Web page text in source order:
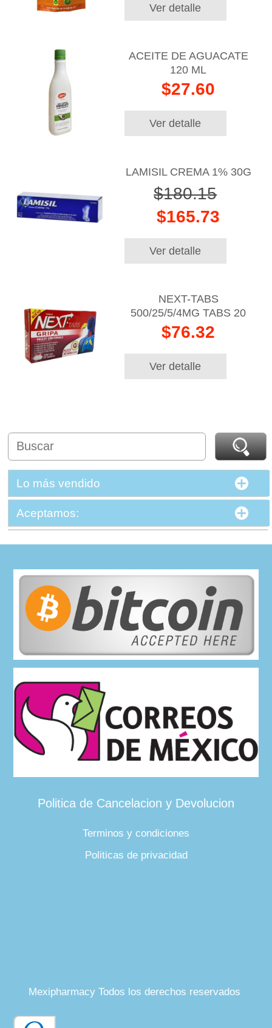
Ver detalle
ACEITE DE AGUACATE
120 ML
$27.60
Ver detalle
LAMISIL CREMA 1% 30G
$180.15
$165.73
Ver detalle
NEXT-TABS
500/25/5/4MG TABS 20
$76.32
Ver detalle
Lo más vendido
Aceptamos:
Politica de Cancelacion y Devolucion
Terminos y condiciones
Politicas de privacidad
Mexipharmacy Todos los derechos reservados